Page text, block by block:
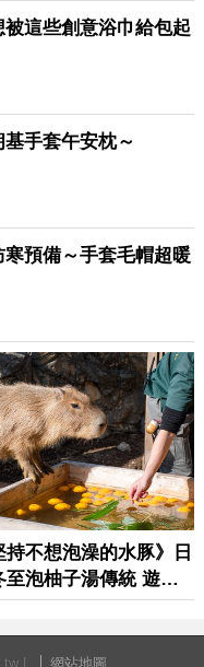
| 網站地圖